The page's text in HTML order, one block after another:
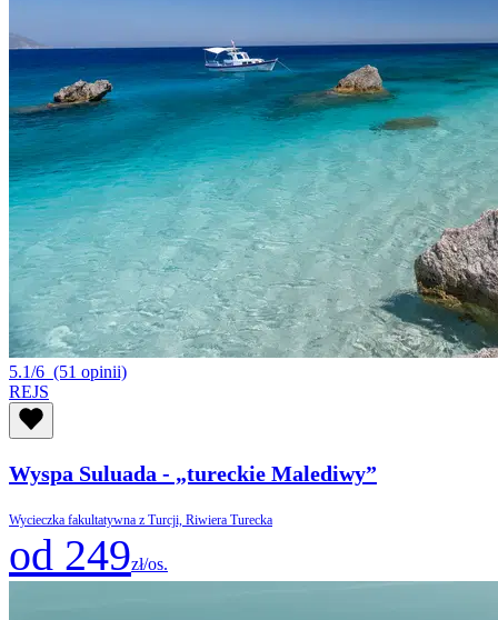
5.1/6 (51 opinii)
REJS
Wyspa Suluada - „tureckie Malediwy”
Wycieczka fakultatywna z Turcji, Riwiera Turecka
od 249zł/os.